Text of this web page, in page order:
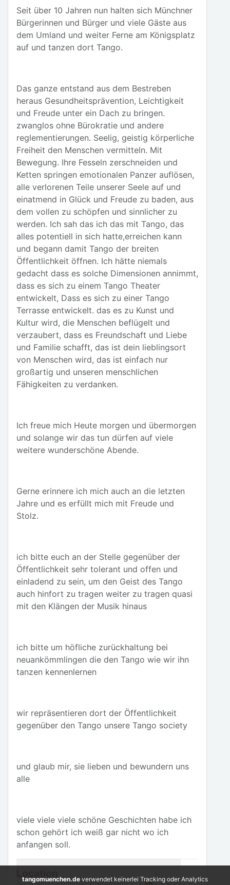
Seit über 10 Jahren nun halten sich Münchner
Bürgerinnen und Bürger und viele Gäste aus
dem Umland und weiter Ferne am Königsplatz
auf und tanzen dort Tango.
Das ganze entstand aus dem Bestreben
heraus Gesundheitsprävention, Leichtigkeit
und Freude unter ein Dach zu bringen.
zwanglos ohne Bürokratie und andere
reglementierungen. Seelig, geistig körperliche
Freiheit den Menschen vermitteln. Mit
Bewegung. Ihre Fesseln zerschneiden und
Ketten springen emotionalen Panzer auflösen,
alle verlorenen Teile unserer Seele auf und
einatmend in Glück und Freude zu baden, aus
dem vollen zu schöpfen und sinnlicher zu
werden. Ich sah das ich das mit Tango, das
alles potentiell in sich hatte,erreichen kann
und begann damit Tango der breiten
Öffentlichkeit öffnen. Ich hätte niemals
gedacht dass es solche Dimensionen annimmt,
dass es sich zu einem Tango Theater
entwickelt, Dass es sich zu einer Tango
Terrasse entwickelt. das es zu Kunst und
Kultur wird, die Menschen beflügelt und
verzaubert, dass es Freundschaft und Liebe
und Familie schafft, das ist dein lieblingsort
von Menschen wird, das ist einfach nur
großartig und unseren menschlichen
Fähigkeiten zu verdanken.
Ich freue mich Heute morgen und übermorgen
und solange wir das tun dürfen auf viele
weitere wunderschöne Abende.
Gerne erinnere ich mich auch an die letzten
Jahre und es erfüllt mich mit Freude und
Stolz.
ich bitte euch an der Stelle gegenüber der
Öffentlichkeit sehr tolerant und offen und
einladend zu sein, um den Geist des Tango
auch hinfort zu tragen weiter zu tragen quasi
mit den Klängen der Musik hinaus
ich bitte um höfliche zurückhaltung bei
neuankömmlingen die den Tango wie wir ihn
tanzen kennenlernen
wir repräsentieren dort der Öffentlichkeit
gegenüber den Tango unsere Tango society
und glaub mir, sie lieben und bewundern uns
alle
viele viele viele schöne Geschichten habe ich
schon gehört ich weiß gar nicht wo ich
anfangen soll.
tangomuenchen.de verwendet keinerlei Tracking oder Analytics